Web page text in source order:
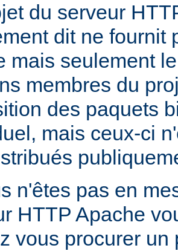
du serveur
dit ne fournit
mais seulement
membres du
des paquets
mais ceux-ci
n'êtes pas en
HTTP Apache
vous procurer un